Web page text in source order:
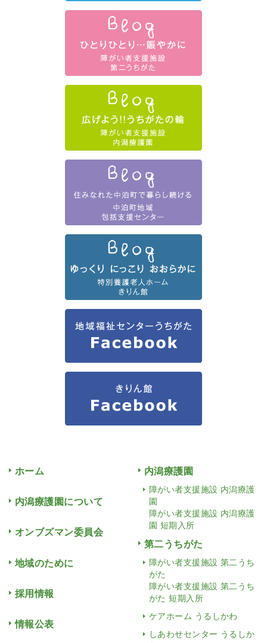
ホーム
内潟療護園について
オンブズマン委員会
地域のために
採用情報
情報公表
内潟療護園
障がい者支援施設 内潟療護
園
障がい者支援施設 内潟療護
園 短期入所
第二うちがた
障がい者支援施設 第二うち
がた
障がい者支援施設 第二うち
がた 短期入所
ケアホーム うるしかわ
しあわせセンター うるしか